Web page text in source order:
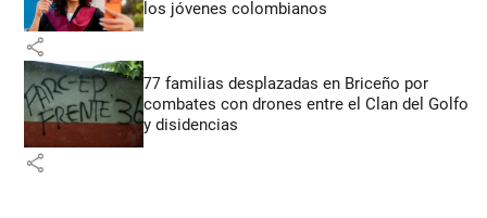
los jóvenes colombianos
share
77 familias desplazadas en Briceño por
combates con drones entre el Clan del Golfo
y disidencias
share